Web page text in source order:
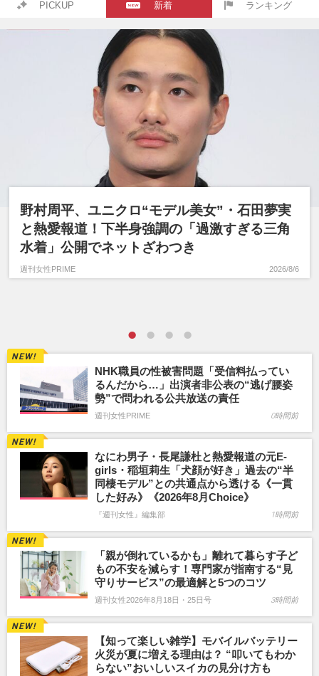
PICKUP 新着 ランキング
野村周平、ユニクロ“モデル美女”・石田夢実
と熱愛報道！下半身強調の「過激すぎる三角
水着」公開でネットざわつき
週刊女性PRIME 2026/8/6
NHK職員の性被害問題「受信料払ってい
るんだから…」出演者非公表の“逃げ腰姿
勢”で問われる公共放送の責任
週刊女性PRIME 0時間前
なにわ男子・長尾謙杜と熱愛報道の元E-
girls・稲垣莉生「犬顔が好き」過去の“半
同棲モデル”との共通点から透ける《一貫
した好み》《2026年8月Choice》
『週刊女性』編集部 1時間前
「親が倒れているかも」離れて暮らす子ど
もの不安を減らす！専門家が指南する“見
守りサービス”の最適解と5つのコツ
週刊女性2026年8月18日・25日号 3時間前
【知って楽しい雑学】モバイルバッテリー
火災が夏に増える理由は？ “叩いてもわか
らない”おいしいスイカの見分け方も